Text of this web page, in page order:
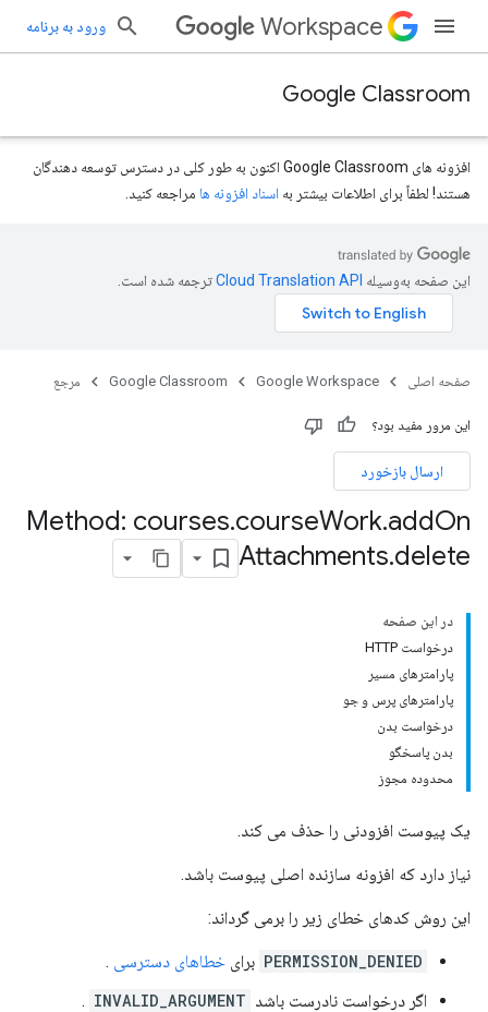
Workspace ورود به برنامه
Google Classroom
افزونه های Google Classroom اکنون به طور کلی در دسترس توسعه دهندگان
هستند! لطفاً برای اطلاعات بیشتر به اسناد افزونه ها مراجعه کنید.
این صفحه به‌وسیله ترجمه شده است.
صفحه اصلی Google Workspace
Google Classroom مرجع
این مرور مفید بود؟
ارسال بازخورد
Method: courses.courseWork.addOn
Attachments.delete
در این صفحه
درخواست HTTP
پارامترهای مسیر
پارامترهای پرس و جو
درخواست بدن
بدن پاسخگو
محدوده مجوز
یک پیوست افزودنی را حذف می کند.
نیاز دارد که افزونه سازنده اصلی پیوست باشد.
این روش کدهای خطای زیر را برمی گرداند:
PERMISSION_DENIED برای خطاهای دسترسی .
اگر درخواست نادرست باشد INVALID_ARGUMENT
.